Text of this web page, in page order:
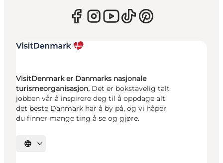
VisitDenmark er Danmarks nasjonale
turismeorganisasjon. Det er bokstavelig talt
jobben vår å inspirere deg til å oppdage alt
det beste Danmark har å by på, og vi håper
du finner mange ting å se og gjøre.
Velg språk